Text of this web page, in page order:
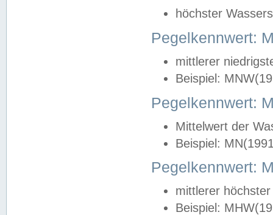
höchster
Pegelkennwert:
mittlerer
Beispiel:
Pegelkennwert:
Mittelwert der
Beispiel:
Pegelkennwert:
mittlerer
Beispiel: